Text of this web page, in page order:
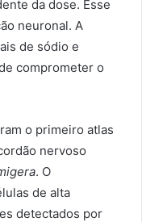
da dose. Esse
neuronal. A
de sódio e
comprometer o
o primeiro atlas
nervoso
. O
de alta
detectados por